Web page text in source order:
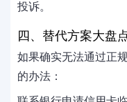
投诉。
四、替代方案大盘
如果确实无法通过正
的办法：